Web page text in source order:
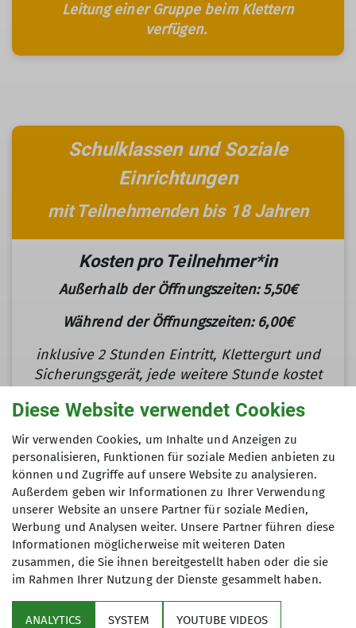
Leitung einer Gruppe beim Klettern
verfügen.
Schulklassen und Soziale
Einrichtungen
mit Teilnehmenden bis 18 Jahren
Kosten pro Teilnehmer*in
Außerhalb der Öffnungszeiten: 5,50€
Während der Öffnungszeiten: 6,00€
inklusive 2 Stunden Eintritt, Klettergurt und
Sicherungsgerät, jede weitere Stunde kostet
Kosten pro Trainer*in
30,00€ pro Stunde
Unsere Trainer*innen betreuen max. 9
Personen gleichzeitig
Diese Website verwendet Cookies
Wir verwenden Cookies, um Inhalte und Anzeigen zu
personalisieren, Funktionen für soziale Medien anbieten zu
können und Zugriffe auf unsere Website zu analysieren.
Außerdem geben wir Informationen zu Ihrer Verwendung
unserer Website an unsere Partner für soziale Medien,
Werbung und Analysen weiter. Unsere Partner führen diese
Informationen möglicherweise mit weiteren Daten
zusammen, die Sie ihnen bereitgestellt haben oder die sie
im Rahmen Ihrer Nutzung der Dienste gesammelt haben.
ANALYTICS SYSTEM YOUTUBE VIDEOS